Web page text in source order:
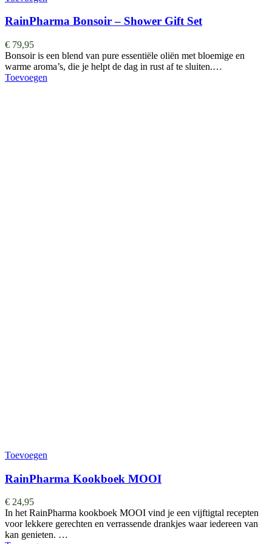
RainPharma Bonsoir – Shower Gift Set
€ 79,95
Bonsoir is een blend van pure essentiële oliën met bloemige en
warme aroma’s, die je helpt de dag in rust af te sluiten.…
Toevoegen
Toevoegen
RainPharma Kookboek MOOI
€ 24,95
In het RainPharma kookboek MOOI vind je een vijftigtal recepten
voor lekkere gerechten en verrassende drankjes waar iedereen van
kan genieten. …